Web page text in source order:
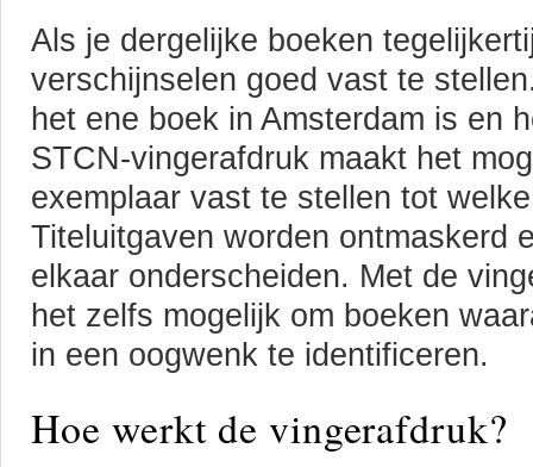
Als je dergelijke boeken
verschijnselen goed vast te
het ene boek in Amsterdam is en
STCN-vingerafdruk maakt het
exemplaar vast te stellen tot
Titeluitgaven worden ontmaskerd
elkaar onderscheiden. Met de
het zelfs mogelijk om boeken
in een oogwenk te identificeren.
Hoe werkt de vingerafdruk?